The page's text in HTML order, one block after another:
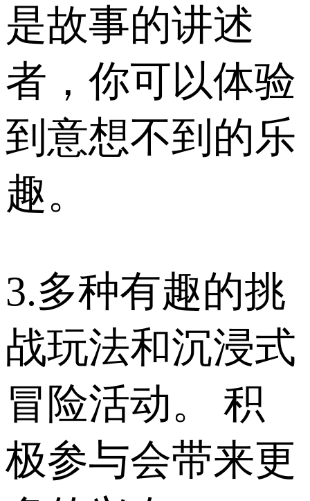
是故事的讲述
者，你可以体验
到意想不到的乐
趣。
3.多种有趣的挑
战玩法和沉浸式
冒险活动。 积
极参与会带来更